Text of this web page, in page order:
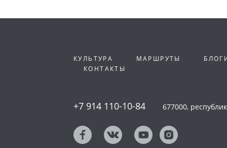
КУЛЬТУРА МАРШРУТЫ
КОНТАКТЫ
+7 914 110-10-84 677000,